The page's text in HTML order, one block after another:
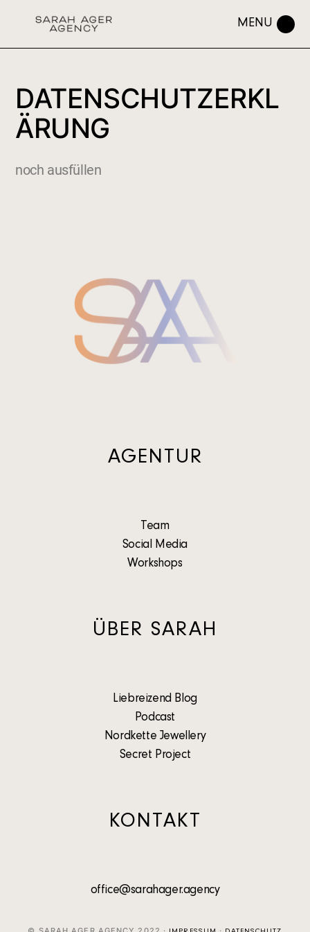
DATENSCHUTZERKL
ÄRUNG
noch ausfüllen
AGENTUR
Team
Social Media
Workshops
ÜBER SARAH
Liebreizend Blog
Podcast
Nordkette Jewellery
Secret Project
KONTAKT
office@sarahager.agency